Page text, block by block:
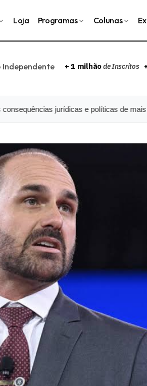
Loja Programas Colunas
+ 1 milhãode Inscritos
jurídicas e políticas de mais um